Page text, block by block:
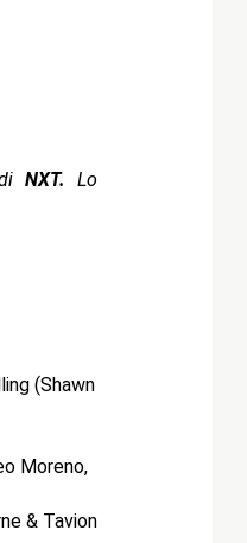
diNXT. Lo
(Shawn
Moreno,
& Tavion